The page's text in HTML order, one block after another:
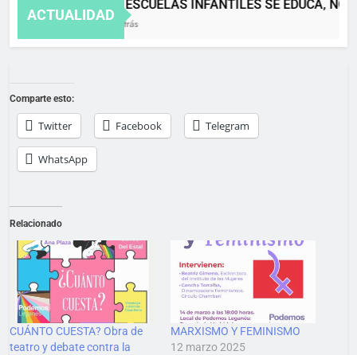
ACTUALIDAD
EN LAS ESCUELAS INFANTILES SE EDUCA, NO
4 Meses Atrás
Comparte esto:
Twitter Facebook Telegram
WhatsApp
Relacionado
CUÁNTO CUESTA? Obra de
teatro y debate contra la
MARXISMO Y FEMINISMO
12 marzo 2025